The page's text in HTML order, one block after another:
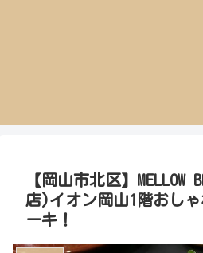
【岡山市北区】MELLOW
店)イオン岡山1階おし
ーキ！